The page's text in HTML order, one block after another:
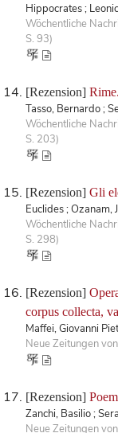
Hippocrates ;
Wöchentliche
S. 93)
[Rezension]
Tasso, Bernardo ;
Wöchentliche
S. 203)
[Rezension] Gli
Euclides ; Ozanam,
Wöchentliche
S. 298)
[Rezension]
corpus collecta,
Maffei, Giovanni
Neue Zeitungen
[Rezension]
Zanchi, Basilio ;
Neue Zeitungen